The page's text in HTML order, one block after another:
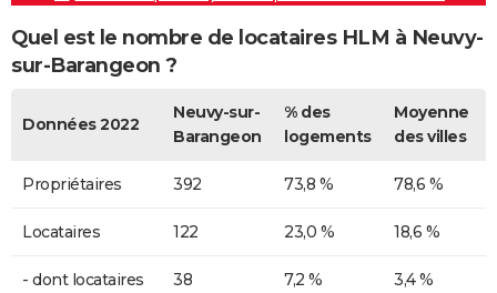
Quel est le nombre de locataires HLM à Neuvy-
sur-Barangeon ?
Données 2022
Neuvy-sur-
Barangeon
% des
logements
Moyenne
des villes
Propriétaires 392 73,8 % 78,6 %
Locataires 122 23,0 % 18,6 %
- dont locataires
38 7,2 % 3,4 %